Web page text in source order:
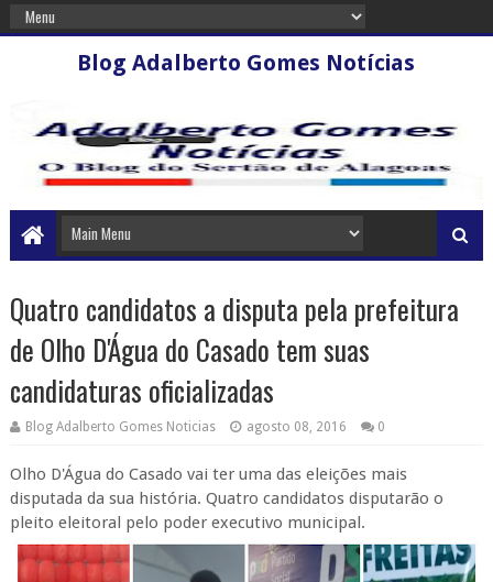
Blog Adalberto Gomes Notícias
Quatro candidatos a disputa pela prefeitura
de Olho D'Água do Casado tem suas
candidaturas oficializadas
Blog Adalberto Gomes Noticias agosto 08, 2016 0
Olho D'Água do Casado vai ter uma das eleições mais
disputada da sua história. Quatro candidatos disputarão o
pleito eleitoral pelo poder executivo municipal.